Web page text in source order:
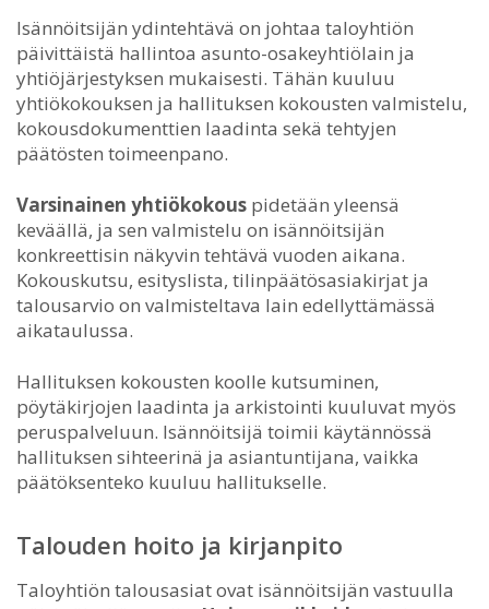
Isännöitsijän ydintehtävä on johtaa taloyhtiön
päivittäistä hallintoa asunto-osakeyhtiölain ja
yhtiöjärjestyksen mukaisesti. Tähän kuuluu
yhtiökokouksen ja hallituksen kokousten valmistelu,
kokousdokumenttien laadinta sekä tehtyjen
päätösten toimeenpano.
Varsinainen yhtiökokous pidetään yleensä
keväällä, ja sen valmistelu on isännöitsijän
konkreettisin näkyvin tehtävä vuoden aikana.
Kokouskutsu, esityslista, tilinpäätösasiakirjat ja
talousarvio on valmisteltava lain edellyttämässä
aikataulussa.
Hallituksen kokousten koolle kutsuminen,
pöytäkirjojen laadinta ja arkistointi kuuluvat myös
peruspalveluun. Isännöitsijä toimii käytännössä
hallituksen sihteerinä ja asiantuntijana, vaikka
päätöksenteko kuuluu hallitukselle.
Talouden hoito ja kirjanpito
Taloyhtiön talousasiat ovat isännöitsijän vastuulla